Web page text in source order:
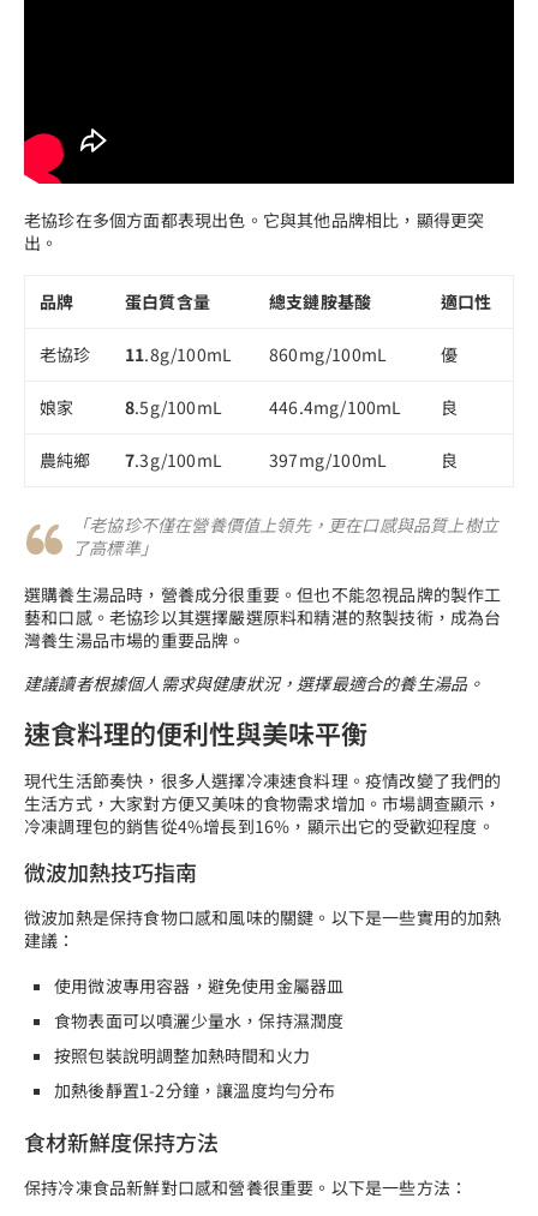
老協珍在多個方面都表現出色。它與其他品牌相比，顯得更突
出。
品牌 蛋白質含量 總支鏈胺基酸 適口性
老協珍 11.8g/100mL 860mg/100mL 優
娘家 8.5g/100mL 446.4mg/100mL 良
農純鄉 7.3g/100mL 397mg/100mL 良
「老協珍不僅在營養價值上領先，更在口感與品質上樹立
了高標準」
選購養生湯品時，營養成分很重要。但也不能忽視品牌的製作工
藝和口感。老協珍以其選擇嚴選原料和精湛的熬製技術，成為台
灣養生湯品市場的重要品牌。
建議讀者根據個人需求與健康狀況，選擇最適合的養生湯品。
速食料理的便利性與美味平衡
現代生活節奏快，很多人選擇冷凍速食料理。疫情改變了我們的
生活方式，大家對方便又美味的食物需求增加。市場調查顯示，
冷凍調理包的銷售從4%增長到16%，顯示出它的受歡迎程度。
微波加熱技巧指南
微波加熱是保持食物口感和風味的關鍵。以下是一些實用的加熱
建議：
使用微波專用容器，避免使用金屬器皿
食物表面可以噴灑少量水，保持濕潤度
按照包裝說明調整加熱時間和火力
加熱後靜置1-2分鐘，讓溫度均勻分布
食材新鮮度保持方法
保持冷凍食品新鮮對口感和營養很重要。以下是一些方法：